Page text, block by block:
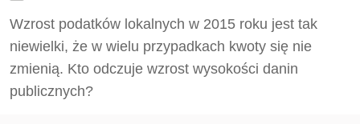
Wzrost podatków lokalnych w 2015 roku jest tak
niewielki, że w wielu przypadkach kwoty się nie
zmienią. Kto odczuje wzrost wysokości danin
publicznych?